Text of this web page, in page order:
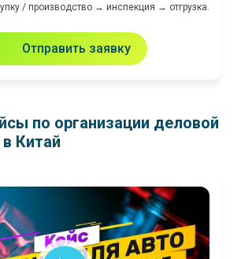
/ производство → инспекция → отгрузка.
Отправить заявку
по организации деловой
Китай